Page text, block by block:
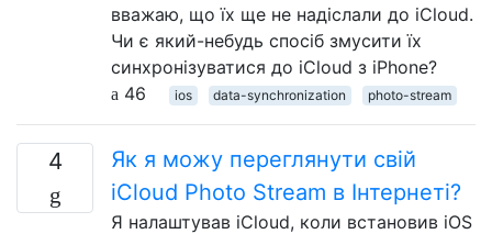
вважаю, що їх ще не надіслали до iCloud.
Чи є який-небудь спосіб змусити їх
синхронізуватися до iCloud з iPhone?
46
ios data-synchronization photo-stream
4
Як я можу переглянути свій
iCloud Photo Stream в Інтернеті?
Я налаштував iCloud, коли встановив iOS